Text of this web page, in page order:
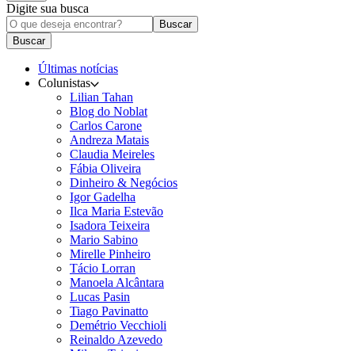
Digite sua busca
Buscar
Buscar
Últimas notícias
Colunistas
Lilian Tahan
Blog do Noblat
Carlos Carone
Andreza Matais
Claudia Meireles
Fábia Oliveira
Dinheiro & Negócios
Igor Gadelha
Ilca Maria Estevão
Isadora Teixeira
Mario Sabino
Mirelle Pinheiro
Tácio Lorran
Manoela Alcântara
Lucas Pasin
Tiago Pavinatto
Demétrio Vecchioli
Reinaldo Azevedo